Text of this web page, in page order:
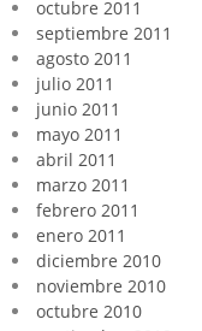
octubre 2011
septiembre 2011
agosto 2011
julio 2011
junio 2011
mayo 2011
abril 2011
marzo 2011
febrero 2011
enero 2011
diciembre 2010
noviembre 2010
octubre 2010